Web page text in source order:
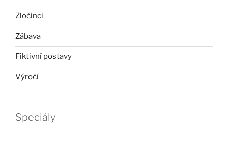
Zločinci
Zábava
Fiktivní postavy
Výročí
Speciály